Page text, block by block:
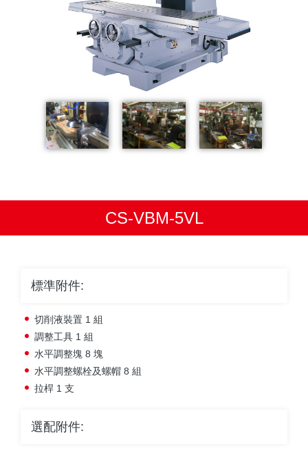
CS-VBM-5VL
標準附件:
切削液裝置 1 組
調整工具 1 組
水平調整塊 8 塊
水平調整螺栓及螺帽 8 組
拉桿 1 支
選配附件: